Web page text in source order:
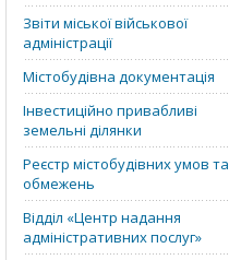
Звіти міської військової
адміністрації
Містобудівна документація
Інвестиційно привабливі
земельні ділянки
Реєстр містобудівних умов та
обмежень
Відділ «‎Центр надання
адміністративних послуг»